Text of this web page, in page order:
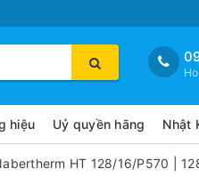
hiệu Uỷ quyền hãng Nhật
HT 128/16/P570 |